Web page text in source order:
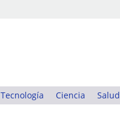
Tecnología Ciencia Salud